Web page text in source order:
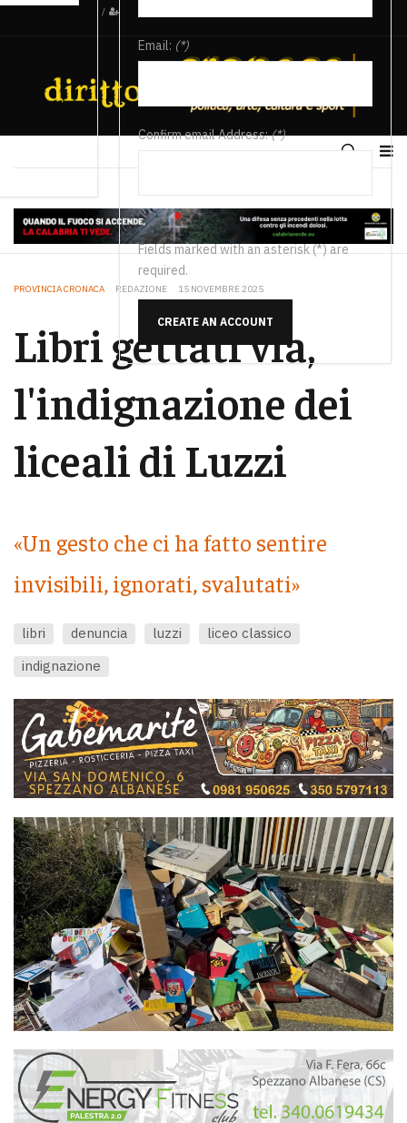
/
Email: (*)
Confirm email Address:(*)
Fields marked with an asterisk (*) are
required.
CREATE AN ACCOUNT
PROVINCIA CRONACA REDAZIONE 15 NOVEMBRE 2025
Libri gettati via,
l'indignazione dei
liceali di Luzzi
«Un gesto che ci ha fatto sentire
invisibili, ignorati, svalutati»
libri denuncia luzzi
liceo classico
indignazione